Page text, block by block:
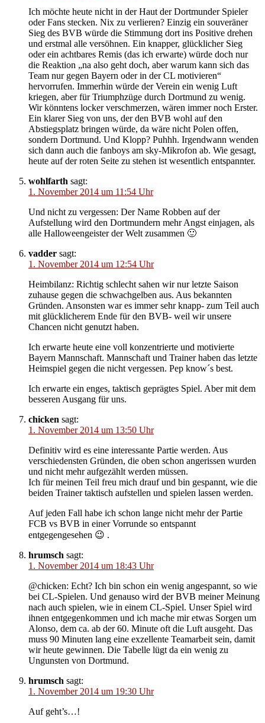
Ich möchte heute nicht in der Haut der Dortmunder Spieler
oder Fans stecken. Nix zu verlieren? Einzig ein souveräner
Sieg des BVB würde die Stimmung dort ins Positive drehen
und erstmal alle versöhnen. Ein knapper, glücklicher Sieg
oder ein achtbares Remis (das ich erwarte) würde doch nur
die Reaktion „na also geht doch, aber warum kann sich das
Team nur gegen Bayern oder in der CL motivieren“
hervorrufen. Immerhin würde der Verein ein wenig Luft
kriegen, aber für Triumphzüge durch Dortmund zu wenig.
Wir könntens locker verschmerzen, wären immer noch Erster.
Ein klarer Sieg von uns, der den BVB wohl auf den
Abstiegsplatz bringen würde, da wäre nicht Polen offen,
sondern Dortmund. Und Klopp? Puhhh. Irgendwann wenden
sich dann auch die fanboys am sky-Mikrofon ab. Wie gesagt,
heute auf der roten Seite zu stehen ist wesentlich entspannter.
wohlfarth sagt:
1. November 2014 um 11:54 Uhr
Und nicht zu vergessen: Der Name Robben auf der
Aufstellung wird den Dortmundern mehr Angst einjagen, als
alle Halloweengeister der Welt zusammen 🙂
vadder sagt:
1. November 2014 um 12:54 Uhr
Heimbilanz: Richtig schlecht sahen wir nur letzte Saison
zuhause gegen die schwachgelben aus. Aus bekannten
Gründen. Ansonsten war es immer sehr knapp- zum Teil auch
mit glücklicherem Ende für den BVB- weil wir unsere
Chancen nicht genutzt haben.
Ich erwarte heute eine voll konzentrierte und motivierte
Bayern Mannschaft. Mannschaft und Trainer haben das letzte
Heimspiel gegen die nicht vergessen. Pep know´s best.
Ich erwarte ein enges, taktisch geprägtes Spiel. Aber mit dem
besseren Ausgang für uns.
chicken sagt:
1. November 2014 um 13:50 Uhr
Definitiv wird es eine interessante Partie werden. Aus
verschiedensten Gründen, die oben schon angerissen wurden
und nicht mehr aufgezählt werden müssen.
Ich für meinen Teil freu mich drauf und bin gespannt, wie die
beiden Trainer taktisch aufstellen und spielen lassen werden.
Auf jeden Fall habe ich schon lange nicht mehr der Partie
FCB vs BVB in einer Vorrunde so entspannt
entgegengesehen 😉 .
hrumsch sagt:
1. November 2014 um 18:43 Uhr
@chicken: Echt? Ich bin schon ein wenig angespannt, so wie
bei CL-Spielen. Und genauso wird der BVB meiner Meinung
nach auch spielen, wie in einem CL-Spiel. Unser Spiel wird
ihnen entgegenkommen und ich mache mir etwas Sorgen um
Alonso, dem ca. ab der 60. Minute oft die Luft ausgeht. Das
muss 90 Minuten lang eine exzellente Teamarbeit sein, damit
wir heute gewinnen. Die Tabelle lügt da ein wenig zu
Ungunsten von Dortmund.
hrumsch sagt:
1. November 2014 um 19:30 Uhr
Auf geht’s…!